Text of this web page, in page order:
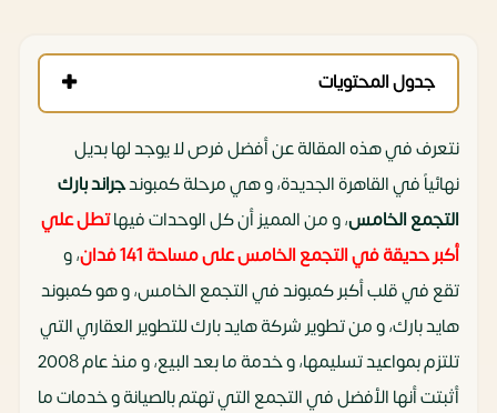
جدول المحتويات
نتعرف في هذه المقالة عن أفضل فرص لا يوجد لها بديل
نهائياً في القاهرة الجديدة، و هي مرحلة كمبوندجراند بارك
التجمع الخامس، و من المميز أن كل الوحدات فيهاتطل علي
أكبر حديقة في التجمع الخامس على مساحة 141 فدان
، و
تقع في قلب أكبر كمبوند في التجمع الخامس، و هو كمبوند
هايد بارك، و من تطوير شركة هايد بارك للتطوير العقاري التي
تلتزم بمواعيد تسليمها، و خدمة ما بعد البيع، و منذ عام 2008
أثبتت أنها الأفضل في التجمع التي تهتم بالصيانة و خدمات ما